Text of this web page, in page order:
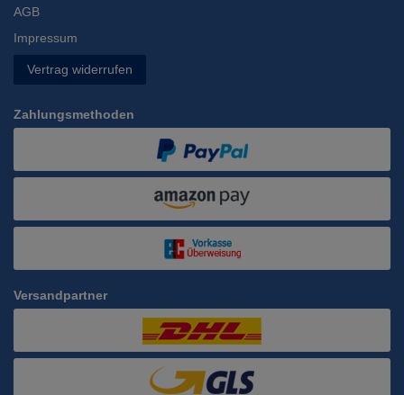
AGB
Impressum
Vertrag widerrufen
Zahlungsmethoden
Versandpartner